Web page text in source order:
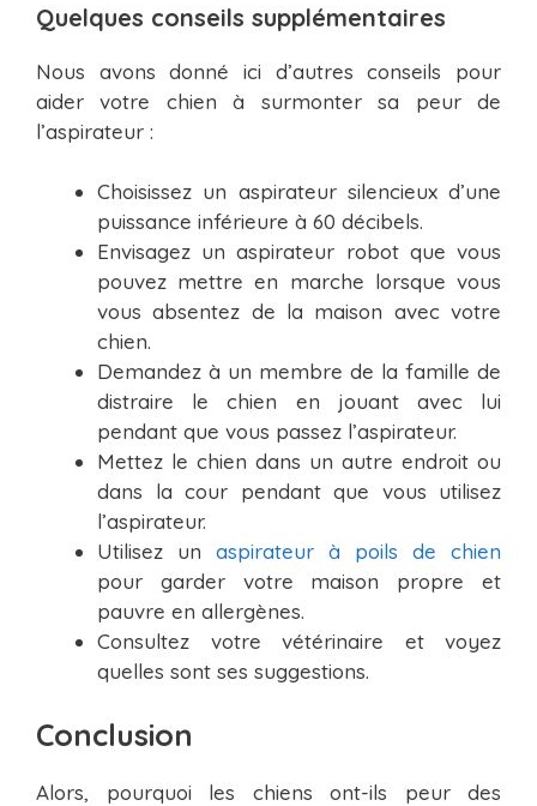
Quelques conseils supplémentaires
Nous avons donné ici d’autres conseils pour
aider votre chien à surmonter sa peur de
l’aspirateur :
Choisissez un aspirateur silencieux d’une
puissance inférieure à 60 décibels.
Envisagez un aspirateur robot que vous
pouvez mettre en marche lorsque vous
vous absentez de la maison avec votre
chien.
Demandez à un membre de la famille de
distraire le chien en jouant avec lui
pendant que vous passez l’aspirateur.
Mettez le chien dans un autre endroit ou
dans la cour pendant que vous utilisez
l’aspirateur.
Utilisez un aspirateur à poils de chien
pour garder votre maison propre et
pauvre en allergènes.
Consultez votre vétérinaire et voyez
quelles sont ses suggestions.
Conclusion
Alors, pourquoi les chiens ont-ils peur des